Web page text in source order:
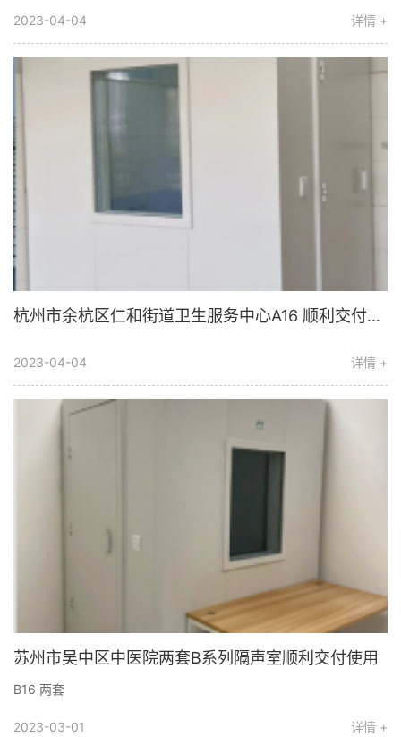
2023-04-04 详情 +
杭州市余杭区仁和街道卫生服务中心A16 顺利交付使用
2023-04-04 详情 +
苏州市吴中区中医院两套B系列隔声室顺利交付使用
B16 两套
2023-03-01 详情 +